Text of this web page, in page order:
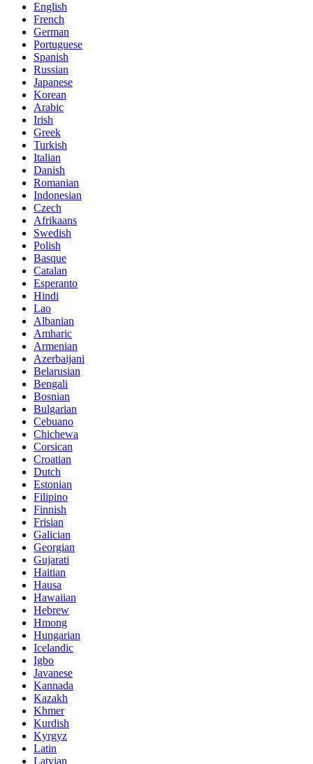
English
French
German
Portuguese
Spanish
Russian
Japanese
Korean
Arabic
Irish
Greek
Turkish
Italian
Danish
Romanian
Indonesian
Czech
Afrikaans
Swedish
Polish
Basque
Catalan
Esperanto
Hindi
Lao
Albanian
Amharic
Armenian
Azerbaijani
Belarusian
Bengali
Bosnian
Bulgarian
Cebuano
Chichewa
Corsican
Croatian
Dutch
Estonian
Filipino
Finnish
Frisian
Galician
Georgian
Gujarati
Haitian
Hausa
Hawaiian
Hebrew
Hmong
Hungarian
Icelandic
Igbo
Javanese
Kannada
Kazakh
Khmer
Kurdish
Kyrgyz
Latin
Latvian